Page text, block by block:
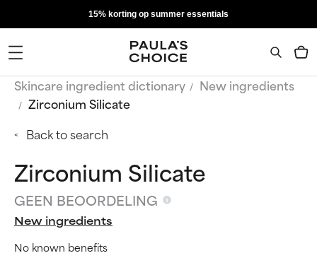
15% korting op summer essentials
Skincare ingredient dictionary
New ingredients
Zirconium Silicate
Back to search
Zirconium Silicate
GEEN BEOORDELING
New ingredients
No known benefits